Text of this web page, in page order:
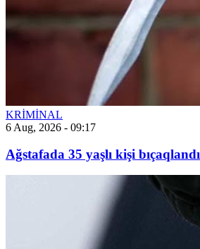
KRİMİNAL
6 Aug, 2026 - 09:17
Ağstafada 35 yaşlı kişi bıçaqlandı